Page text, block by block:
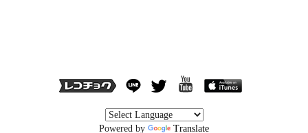
Powered by Translate